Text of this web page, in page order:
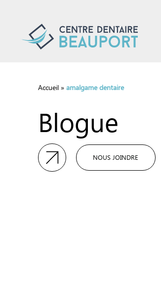
Accueil » amalgame dentaire
Blogue
NOUS JOINDRE